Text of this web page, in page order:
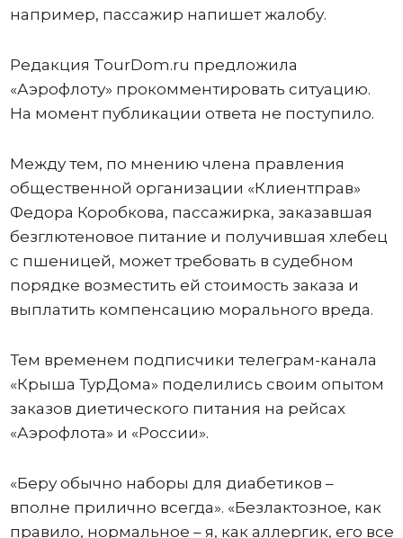
например, пассажир напишет жалобу.
Редакция TourDom.ru предложила
«Аэрофлоту» прокомментировать ситуацию.
На момент публикации ответа не поступило.
Между тем, по мнению члена правления
общественной организации «Клиентправ»
Федора Коробкова, пассажирка, заказавшая
безглютеновое питание и получившая хлебец
с пшеницей, может требовать в судебном
порядке возместить ей стоимость заказа и
выплатить компенсацию морального вреда.
Тем временем подписчики телеграм-канала
«Крыша ТурДома» поделились своим опытом
заказов диетического питания на рейсах
«Аэрофлота» и «России».
«Беру обычно наборы для диабетиков –
вполне прилично всегда». «Безлактозное, как
правило, нормальное – я, как аллергик, его все